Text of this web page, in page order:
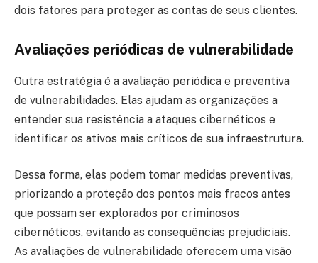
dois fatores para proteger as contas de seus clientes.
Avaliações periódicas de vulnerabilidade
Outra estratégia é a avaliação periódica e preventiva
de vulnerabilidades. Elas ajudam as organizações a
entender sua resistência a ataques cibernéticos e
identificar os ativos mais críticos de sua infraestrutura.
Dessa forma, elas podem tomar medidas preventivas,
priorizando a proteção dos pontos mais fracos antes
que possam ser explorados por criminosos
cibernéticos, evitando as consequências prejudiciais.
As avaliações de vulnerabilidade oferecem uma visão